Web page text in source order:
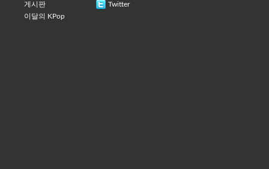
게시판
이달의 KPop
Twitter